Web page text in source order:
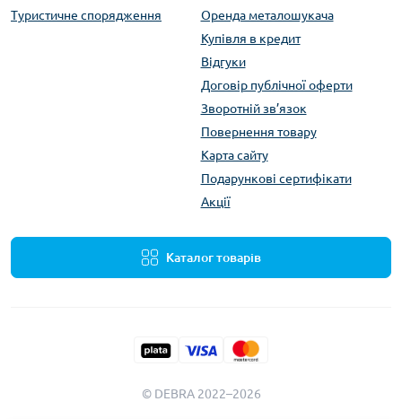
Туристичне спорядження
Оренда металошукача
Купівля в кредит
Відгуки
Договір публічної оферти
Зворотній зв’язок
Повернення товару
Карта сайту
Подарункові сертифікати
Акції
Каталог товарів
© DEBRA 2022–2026